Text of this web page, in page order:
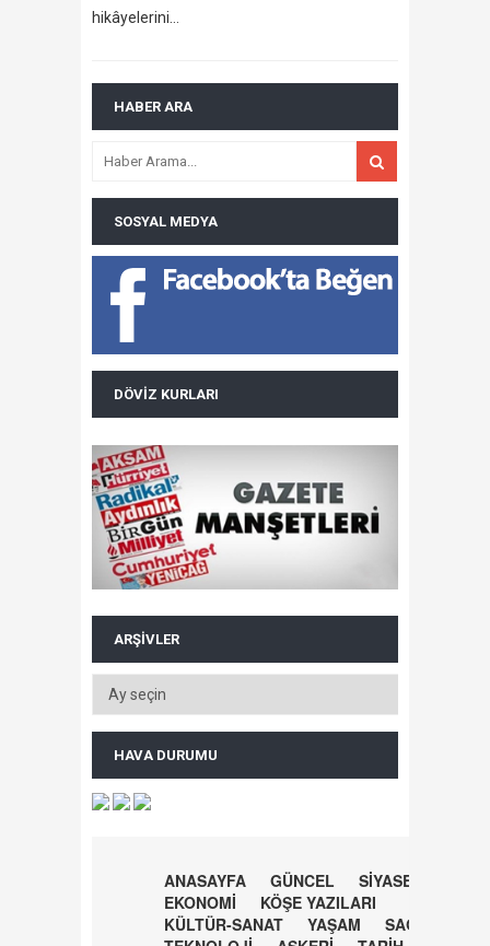
hikâyelerini…
HABER ARA
SOSYAL MEDYA
DÖVIZ KURLARI
ARŞIVLER
HAVA DURUMU
ANASAYFA GÜNCEL
SİYASET
EKONOMİ
KÖŞE YAZILARI
KÜLTÜR-SANAT
YAŞAM
SAĞLIK